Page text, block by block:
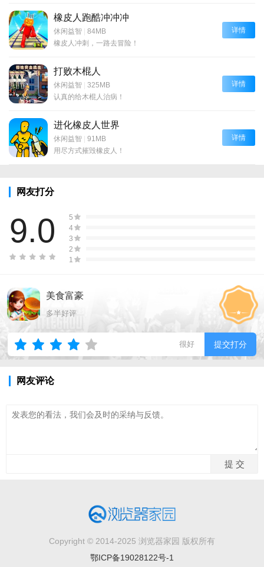
橡皮人跑酷冲冲冲
休闲益智 | 84MB
橡皮人冲刺，一路去冒险！
详情
打败木棍人
休闲益智 | 325MB
认真的给木棍人治病！
详情
进化橡皮人世界
休闲益智 | 91MB
用尽方式摧毁橡皮人！
详情
网友打分
9.0
5
4
3
2
1
美食富豪
多半好评
很好 提交打分
网友评论
Copyright © 2014-2025 浏览器家园 版权所有
鄂ICP备19028122号-1